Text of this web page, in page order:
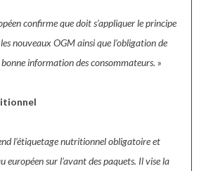
confirme que doit s’appliquer le principe
nouveaux OGM ainsi que l’obligation de
information des consommateurs. »
l’étiquetage nutritionnel obligatoire et
européen sur l’avant des paquets. Il vise la